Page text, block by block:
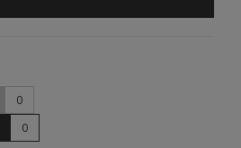
0
0